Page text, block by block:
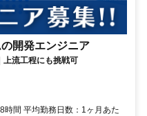
開発エンジニア
上流工程にも挑戦可
時間 平均勤務日数：1ヶ月あた